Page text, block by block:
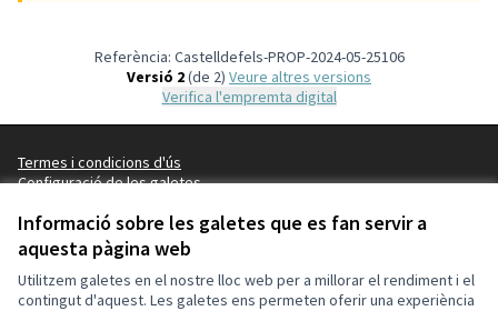
Informació sobre les galetes que es fan servir a
aquesta pàgina web
Utilitzem galetes en el nostre lloc web per a millorar el rendiment i el
contingut d'aquest. Les galetes ens permeten oferir una experiència
Referència: Castelldefels-PROP-2024-05-25106
Versió 2(de 2)
veure altres versions
Verifica l'empremta digital
Termes i condicions d'ús
Configuració de les galetes
(Enllaç extern)
(Enllaç extern)
(Enllaç extern)
(Enllaç extern)
Català
Triar la llenguaElegir el idioma